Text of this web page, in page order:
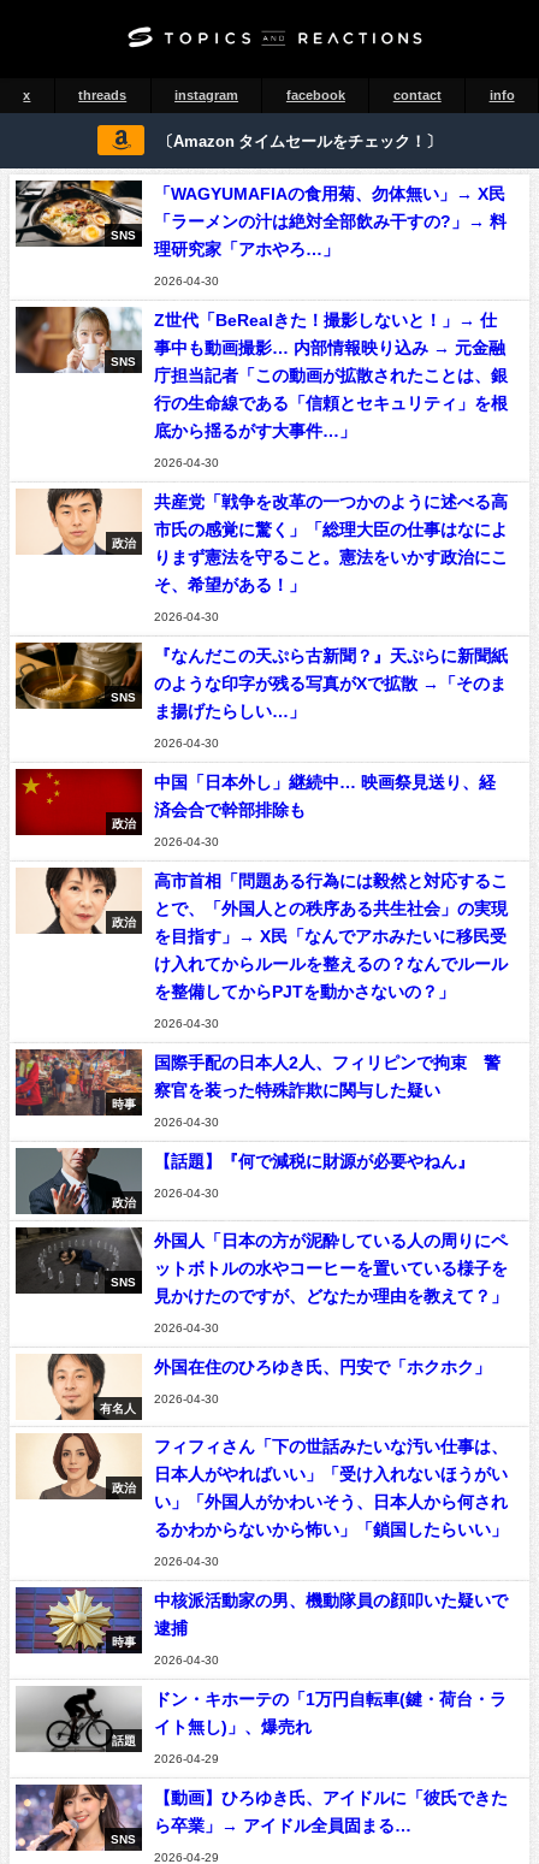
x threads instagram facebook contact info
〔Amazon タイムセールをチェック！〕
SNS
「WAGYUMAFIAの食用菊、勿体無い」→ X民
「ラーメンの汁は絶対全部飲み干すの?」→ 料
理研究家「アホやろ…」
2026-04-30
SNS
Z世代「BeRealきた！撮影しないと！」→ 仕
事中も動画撮影… 内部情報映り込み → 元金融
庁担当記者「この動画が拡散されたことは、銀
行の生命線である「信頼とセキュリティ」を根
底から揺るがす大事件…」
2026-04-30
政治
共産党「戦争を改革の一つかのように述べる高
市氏の感覚に驚く」「総理大臣の仕事はなによ
りまず憲法を守ること。憲法をいかす政治にこ
そ、希望がある！」
2026-04-30
SNS
『なんだこの天ぷら古新聞？』天ぷらに新聞紙
のような印字が残る写真がXで拡散 →「そのま
ま揚げたらしい…」
2026-04-30
政治
中国「日本外し」継続中… 映画祭見送り、経
済会合で幹部排除も
2026-04-30
政治
高市首相「問題ある行為には毅然と対応するこ
とで、「外国人との秩序ある共生社会」の実現
を目指す」→ X民「なんでアホみたいに移民受
け入れてからルールを整えるの？なんでルール
を整備してからPJTを動かさないの？」
2026-04-30
時事
国際手配の日本人2人、フィリピンで拘束 警
察官を装った特殊詐欺に関与した疑い
2026-04-30
政治
【話題】『何で減税に財源が必要やねん』
2026-04-30
SNS
外国人「日本の方が泥酔している人の周りにペ
ットボトルの水やコーヒーを置いている様子を
見かけたのですが、どなたか理由を教えて？」
2026-04-30
有名人
外国在住のひろゆき氏、円安で「ホクホク」
2026-04-30
政治
フィフィさん「下の世話みたいな汚い仕事は、
日本人がやればいい」「受け入れないほうがい
い」「外国人がかわいそう、日本人から何され
るかわからないから怖い」「鎖国したらいい」
2026-04-30
時事
中核派活動家の男、機動隊員の顔叩いた疑いで
逮捕
2026-04-30
話題
ドン・キホーテの「1万円自転車(鍵・荷台・ラ
イト無し)」、爆売れ
2026-04-29
SNS
【動画】ひろゆき氏、アイドルに「彼氏できた
ら卒業」→ アイドル全員固まる…
2026-04-29